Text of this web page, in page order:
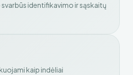
identifikavimo ir sąskaitų
kaip indėliai